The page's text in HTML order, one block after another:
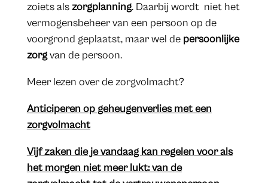
zoiets alszorgplanning. Daarbij wordt niet het
vermogensbeheer van een persoon op de
voorgrond geplaatst, maar wel de persoonlijke
zorgvan de persoon.
Meer lezen over de zorgvolmacht?
Anticiperen op geheugenverlies met een
zorgvolmacht
Vijf zaken die je vandaag kan regelen voor als
het morgen niet meer lukt: van de